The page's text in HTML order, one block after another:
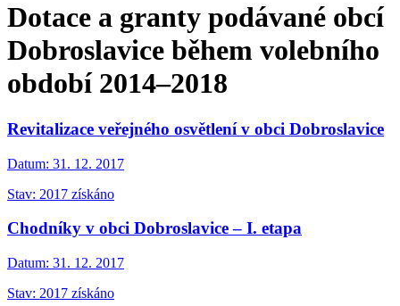
Dotace a granty podávané obcí
Dobroslavice během volebního
období 2014–2018
Revitalizace veřejného osvětlení v obci Dobroslavice
Datum: 31. 12. 2017
Stav: 2017 získáno
Chodníky v obci Dobroslavice – I. etapa
Datum: 31. 12. 2017
Stav: 2017 získáno